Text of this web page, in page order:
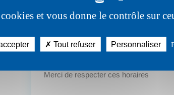
et vous donne le contrôle sur
Tout refuser Personnaliser
dulundi au vendredi sauf le
de14h à 18h
Merci de respecter ces horaires